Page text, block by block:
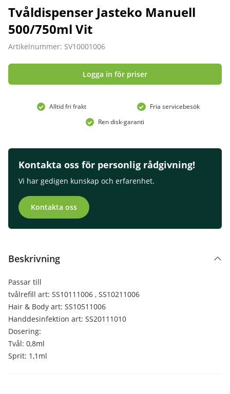
Tvåldispenser Jasteko Manuell
500/750ml Vit
Artikelnummer: SV10001006
Logga in för priser
Alltid fri frakt
Fria servicebesök
Ren disk-garanti
Kontakta oss för personlig rådgivning!
Vi har gedigen kunskap och erfarenhet.
Kontakta oss
Beskrivning
Passar till
tvålrefill art: SS10111006 , SS10211006
Hair & Body art: SS10511006
Handdesinfektion art: SS20111010
Dosering:
Tvål: 0,8ml
Sprit: 1,1ml